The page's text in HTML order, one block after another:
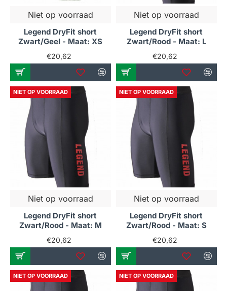
Niet op voorraad
Legend DryFit short
Zwart/Geel - Maat: XS
€20,62
Niet op voorraad
Legend DryFit short
Zwart/Rood - Maat: L
€20,62
NIET OP VOORRAAD
Niet op voorraad
Legend DryFit short
Zwart/Rood - Maat: M
€20,62
NIET OP VOORRAAD
Niet op voorraad
Legend DryFit short
Zwart/Rood - Maat: S
€20,62
NIET OP VOORRAAD NIET OP VOORRAAD